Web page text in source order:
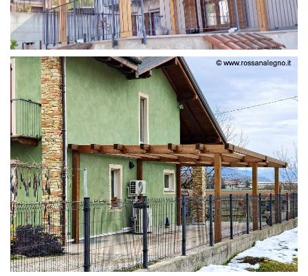
STRUTTURA ADDOSSATA IN LAMELLARE SU MISURA